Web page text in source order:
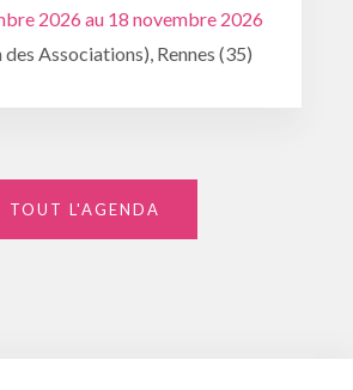
2026 au 18 novembre 2026
Associations), Rennes (35)
TOUT L'AGENDA